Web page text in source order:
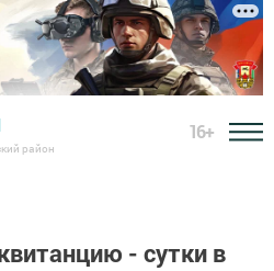
район
16+
- сутки в